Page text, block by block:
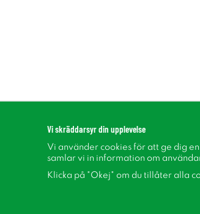
Vi skräddarsyr din upplevelse
Vi använder cookies för att ge dig
samlar vi in information om
Klicka på "Okej" om du tillåter alla